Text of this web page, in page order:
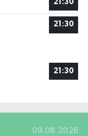
21:30
21:30
21:30
09.08.2026